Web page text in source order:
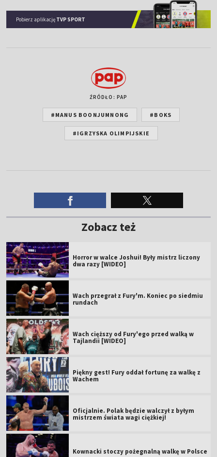
Pobierz aplikację TVP SPORT
ŹRÓDŁO: PAP
#MANUS BOONJUMNONG #BOKS
#IGRZYSKA OLIMPIJSKIE
Zobacz też
Horror w walce Joshui! Były mistrz liczony
dwa razy [WIDEO]
Wach przegrał z Fury'm. Koniec po siedmiu
rundach
Wach cięższy od Fury'ego przed walką w
Tajlandii [WIDEO]
Piękny gest! Fury oddał fortunę za walkę z
Wachem
Oficjalnie. Polak będzie walczył z byłym
mistrzem świata wagi ciężkiej!
Kownacki stoczy pożegnalną walkę w Polsce